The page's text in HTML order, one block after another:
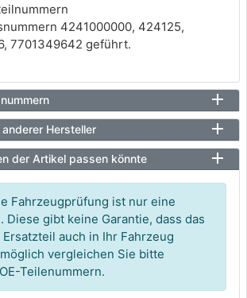
4241000000, 424125,
7701349642 geführt.
Hersteller
der Artikel passen könnte
Fahrzeugprüfung ist nur eine
Diese gibt keine Garantie, dass das
auch in Ihr Fahrzeug
vergleichen Sie bitte
Teilenummern.